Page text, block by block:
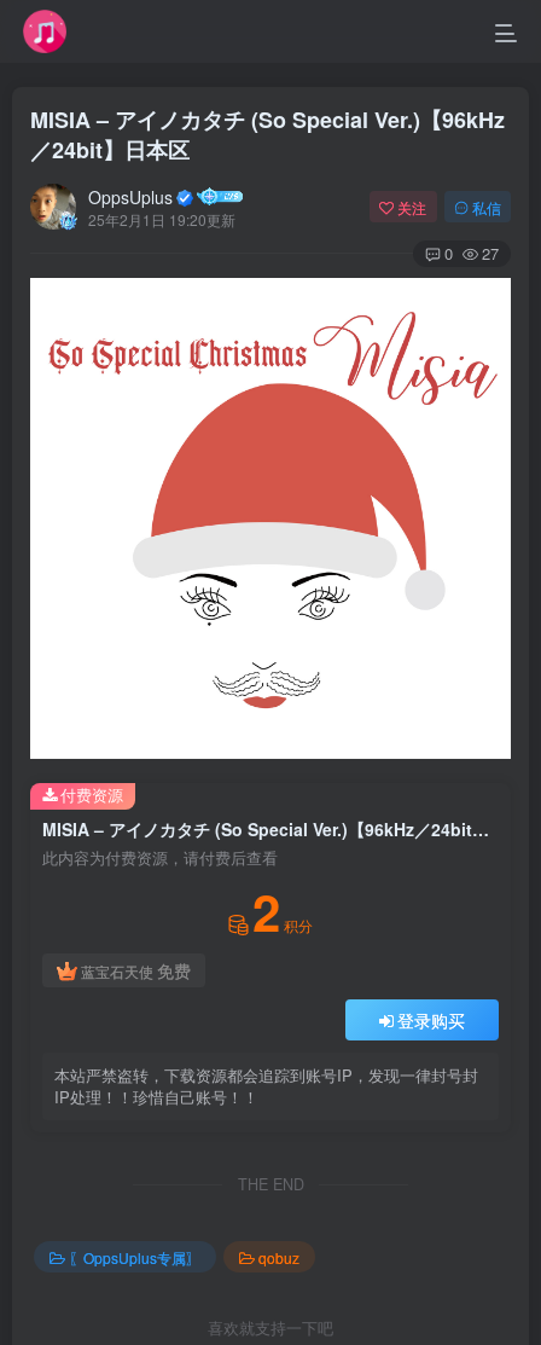
MISIA – アイノカタチ (So Special Ver.)【96kHz
／24bit】日本区
OppsUplus
25年2月1日 19:20更新
关注 私信
0 27
MISIA – アイノカタチ (So Special Ver.)【96kHz／24bit】日本区
此内容为付费资源，请付费后查看
2 积分
蓝宝石天使 免费
登录购买
本站严禁盗转，下载资源都会追踪到账号IP，发现一律封号封
IP处理！！珍惜自己账号！！
付费资源
THE END
〖OppsUplus专属〗 qobuz
喜欢就支持一下吧